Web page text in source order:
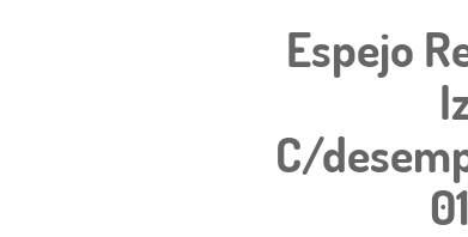
Espejo
C/